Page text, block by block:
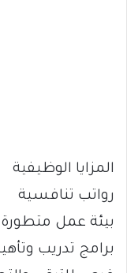
المزايا الوظيفية
رواتب تنافسية
بيئة عمل متطورة
برامج تدريب